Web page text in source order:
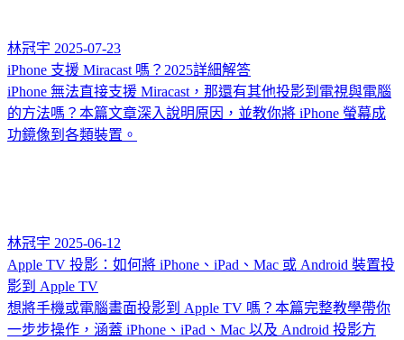
林冠宇 2025-07-23
iPhone 支援 Miracast 嗎？2025詳細解答
iPhone 無法直接支援 Miracast，那還有其他投影到電視與電腦
的方法嗎？本篇文章深入說明原因，並教你將 iPhone 螢幕成
功鏡像到各類裝置。
林冠宇 2025-06-12
Apple TV 投影：如何將 iPhone、iPad、Mac 或 Android 裝置投
影到 Apple TV
想將手機或電腦畫面投影到 Apple TV 嗎？本篇完整教學帶你
一步步操作，涵蓋 iPhone、iPad、Mac 以及 Android 投影方